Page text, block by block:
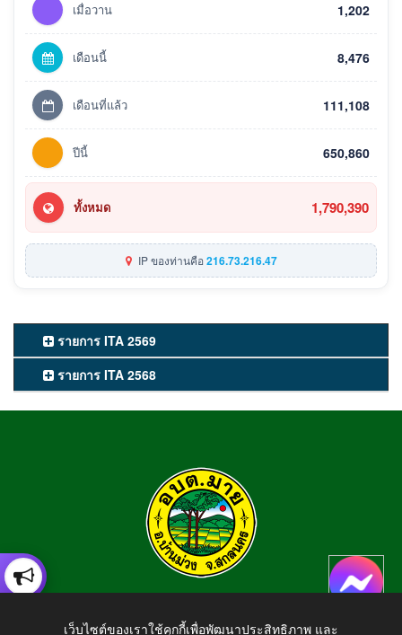
เมื่อวาน 1,202
เดือนนี้ 8,476
เดือนที่แล้ว 111,108
ปีนี้ 650,860
ทั้งหมด 1,790,390
IP ของท่านคือ216.73.216.47
รายการ ITA 2569
รายการ ITA 2568
อำเภอบ้านม่วง จังหวัดสกลนคร สอบถามข้อมูลโทร 042-794924
เว็บไซต์ของเราใช้คุกกี้เพื่อพัฒนาประสิทธิภาพ และ